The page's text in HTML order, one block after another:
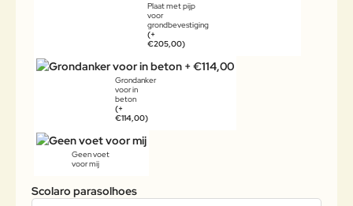
Plaat met pijp
voor
grondbevestiging
(+
€205,00)
Grondanker
voor in
beton
(+
€114,00)
Geen voet
voor mij
Scolaro parasolhoes